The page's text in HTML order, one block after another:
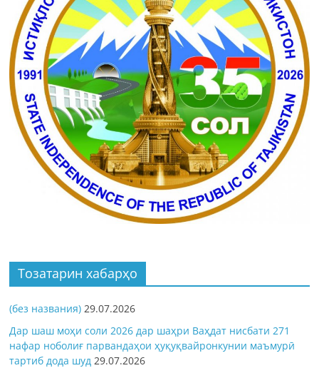
Тозатарин хабарҳо
(без названия) 29.07.2026
Дар шаш моҳи соли 2026 дар шаҳри Ваҳдат нисбати 271
нафар ноболиғ парвандаҳои ҳуқуқвайронкунии маъмурӣ
тартиб дода шуд 29.07.2026